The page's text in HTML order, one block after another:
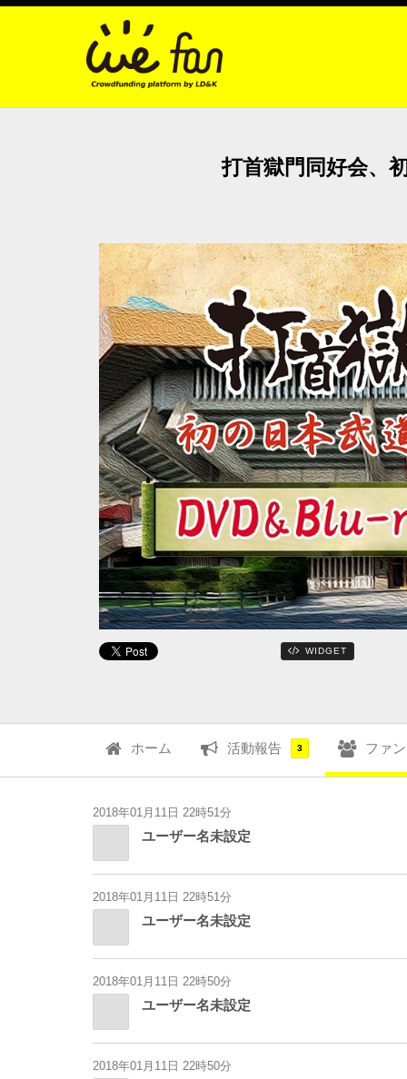
打首獄門同好会、
WIDGET
ホーム 活動報告 3 ファン
2018年01月11日 22時51分
ユーザー名未設定
2018年01月11日 22時51分
ユーザー名未設定
2018年01月11日 22時50分
ユーザー名未設定
2018年01月11日 22時50分